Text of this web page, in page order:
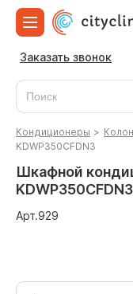
Заказать звонок
Кондиционеры >
KDWP350CFDN3
Шкафной
KDWP350CFDN3
Арт.929